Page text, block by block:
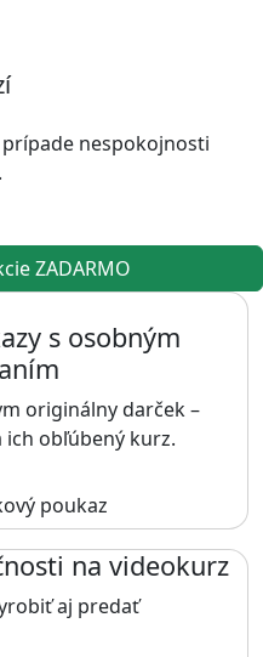
nespokojnosti
ZADARMO
s osobným
originálny darček –
obľúbený kurz.
poukaz
na videokurz
aj predať